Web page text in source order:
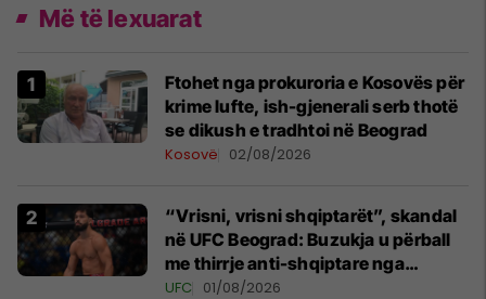
Më të lexuarat
Ftohet nga prokuroria e Kosovës për
krime lufte, ish-gjenerali serb thotë
se dikush e tradhtoi në Beograd
Kosovë 02/08/2026
“Vrisni, vrisni shqiptarët”, skandal
në UFC Beograd: Buzukja u përball
me thirrje anti-shqiptare nga
tribunat
UFC 01/08/2026